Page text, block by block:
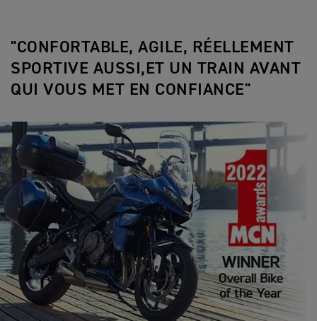
"CONFORTABLE, AGILE, RÉELLEMENT
SPORTIVE AUSSI,ET UN TRAIN AVANT
QUI VOUS MET EN CONFIANCE"